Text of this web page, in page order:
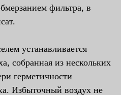
фильтра, в
устанавливается
собранная из нескольких
герметичности
Избыточный воздух не